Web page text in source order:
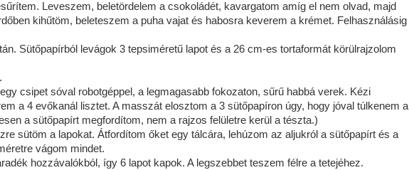
Leveszem, beletördelem a csokoládét, kavargatom amíg el nem olvad, majd
kihűtöm, beleteszem a puha vajat és habosra keverem a krémet. Felhasználásig
Sütőpapírból levágok 3 tepsiméretű lapot és a 26 cm-es tortaformát körülrajzolom
csipet sóval robotgéppel, a legmagasabb fokozaton, sűrű habbá verek. Kézi
a 4 evőkanál lisztet. A masszát elosztom a 3 sütőpapíron úgy, hogy jóval túlkenem a
a sütőpapírt megfordítom, nem a rajzos felületre kerül a tészta.)
sütöm a lapokat. Átfordítom őket egy tálcára, lehúzom az aljukról a sütőpapírt és a
vágom mindet.
hozzávalókból, így 6 lapot kapok. A legszebbet teszem félre a tetejéhez.